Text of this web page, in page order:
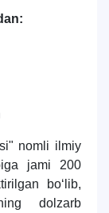
nomli ilmiy
jami 200
bo‘lib,
dolzarb